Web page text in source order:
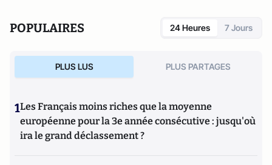
POPULAIRES 24 Heures 7 Jours
PLUS LUS PLUS PARTAGES
1Les Français moins riches que la moyenne
européenne pour la 3e année consécutive : jusqu'où
ira le grand déclassement ?